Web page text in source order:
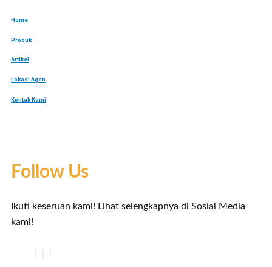
Home
Produk
Artikel
Lokasi Agen
Kontak Kami
Follow Us
Ikuti keseruan kami! Lihat selengkapnya di Sosial Media
kami!